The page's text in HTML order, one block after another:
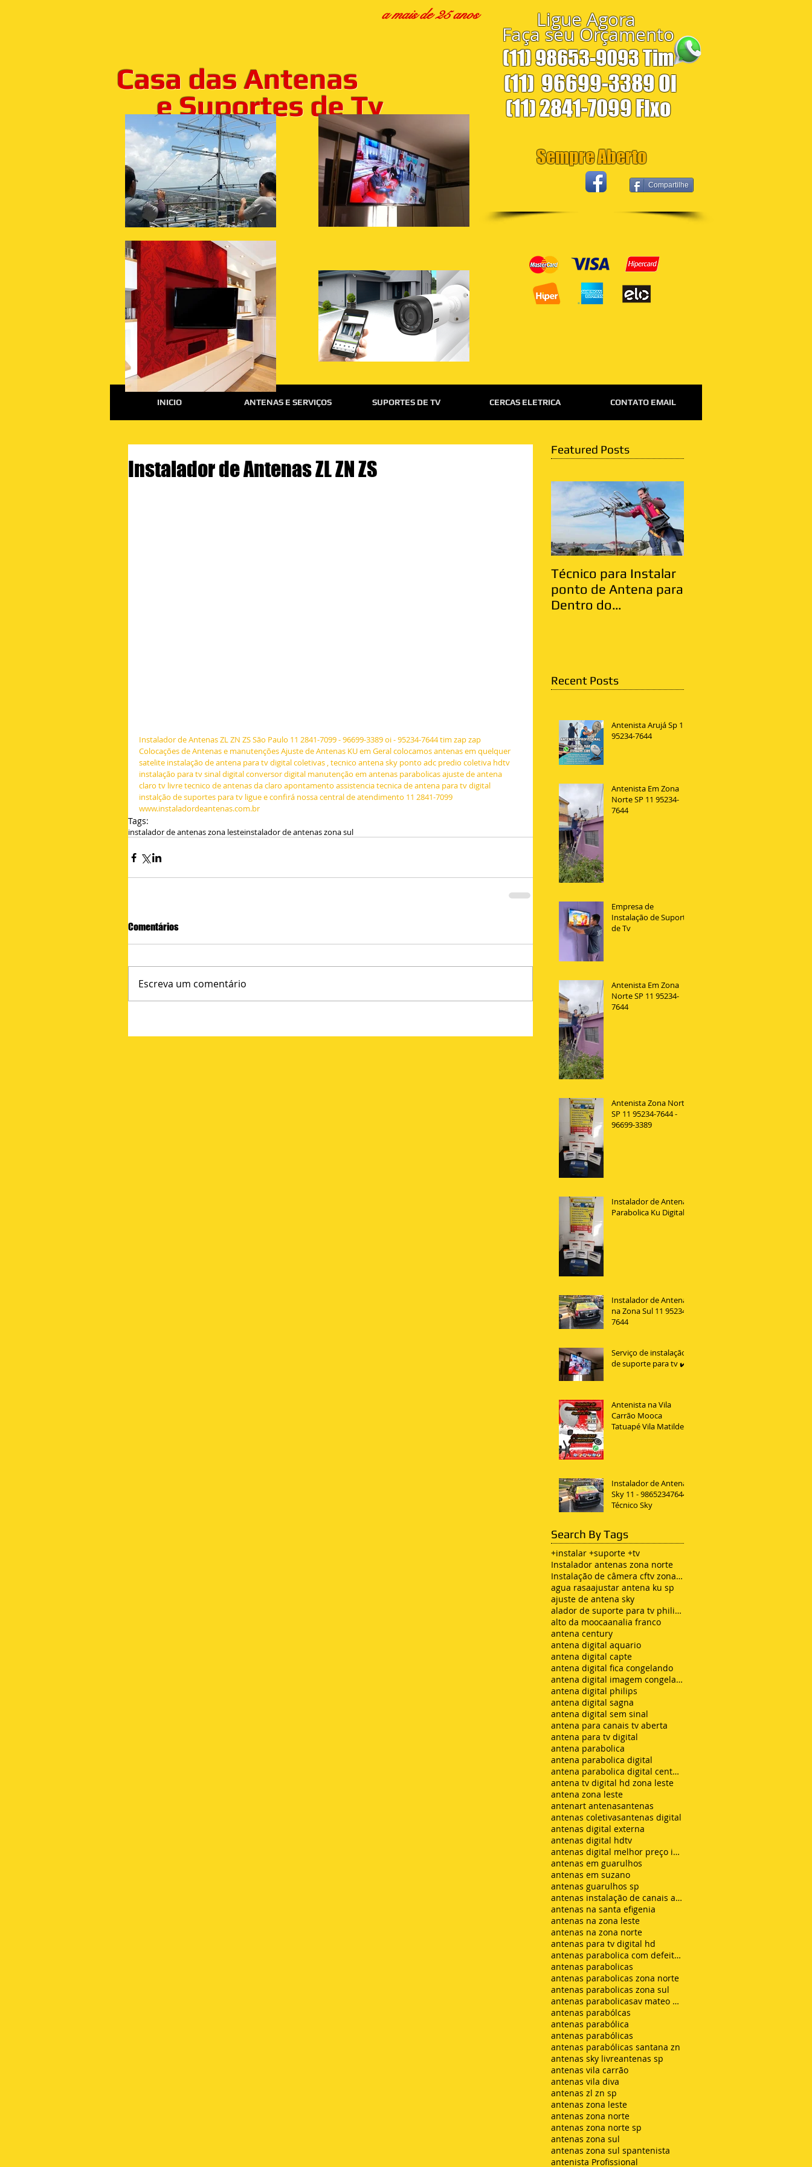
Casa das Antenas
e Suportes de Tv
a mais de 25 anos Ligue Agora
Faça seu Orçamento
(11) 98653-9093 Tim
(11) 96699-3389 Oi
(11) 2841-7099 Fixo
Sempre Aberto
Compartilhe
INICIO ANTENAS E SERVIÇOS SUPORTES DE TV CERCAS ELETRICA CONTATO EMAIL
Instalador de Antenas ZL ZN ZS
Instalador de Antenas ZL ZN ZS São Paulo 11 2841-7099 - 96699-3389 oi - 95234-7644 tim zap zap
Colocações de Antenas e manutenções Ajuste de Antenas KU em Geral colocamos antenas em quelquer
satelite instalação de antena para tv digital coletivas , tecnico antena sky ponto adc predio coletiva hdtv
instalação para tv sinal digital conversor digital manutenção em antenas parabolicas ajuste de antena
claro tv livre tecnico de antenas da claro apontamento assistencia tecnica de antena para tv digital
instalção de suportes para tv ligue e confirá nossa central de atendimento 11 2841-7099
www.instaladordeantenas.com.br
Tags:
instalador de antenas zona lesteinstalador de antenas zona sul
Comentários
Escreva um comentário
Featured Posts
Técnico para Instalar
ponto de Antena para
Dentro do
Recent Posts
Antenista Arujá Sp 11
95234-7644
Antenista Em Zona
Norte SP 11 95234-
7644
Empresa de
Instalação de Suporte
de Tv
Antenista Em Zona
Norte SP 11 95234-
7644
Antenista Zona Norte
SP 11 95234-7644 -
96699-3389
Instalador de Antena
Parabolica Ku Digital
Instalador de Antenas
na Zona Sul 11 95234
7644
Serviço de instalação
de suporte para tv ✔️
Antenista na Vila
Carrão Mooca
Tatuapé Vila Matilde
Instalador de Antena
Sky 11 - 98652347644
Técnico Sky
Search By Tags
+instalar +suporte +tv
Instalador antenas zona norte
Instalação de câmera cftv zona leste sp
agua rasaajustar antena ku sp
ajuste de antena sky
alador de suporte para tv philips
alto da moocaanalia franco
antena century
antena digital aquario
antena digital capte
antena digital fica congelando
antena digital imagem congelando
antena digital philips
antena digital sagna
antena digital sem sinal
antena para canais tv aberta
antena para tv digital
antena parabolica
antena parabolica digital
antena parabolica digital century
antena tv digital hd zona leste
antena zona leste
antenart antenasantenas
antenas coletivasantenas digital
antenas digital externa
antenas digital hdtv
antenas digital melhor preço instalada
antenas em guarulhos
antenas em suzano
antenas guarulhos sp
antenas instalação de canais abertos de tv net zon
antenas na santa efigenia
antenas na zona leste
antenas na zona norte
antenas para tv digital hd
antenas parabolica com defeito sem sinal chuvisco
antenas parabolicas
antenas parabolicas zona norte
antenas parabolicas zona sul
antenas parabolicasav mateo bei são mateus
antenas parabólcas
antenas parabólica
antenas parabólicas
antenas parabólicas santana zn
antenas sky livreantenas sp
antenas vila carrão
antenas vila diva
antenas zl zn sp
antenas zona leste
antenas zona norte
antenas zona norte sp
antenas zona sul
antenas zona sul spantenista
antenista Profissional